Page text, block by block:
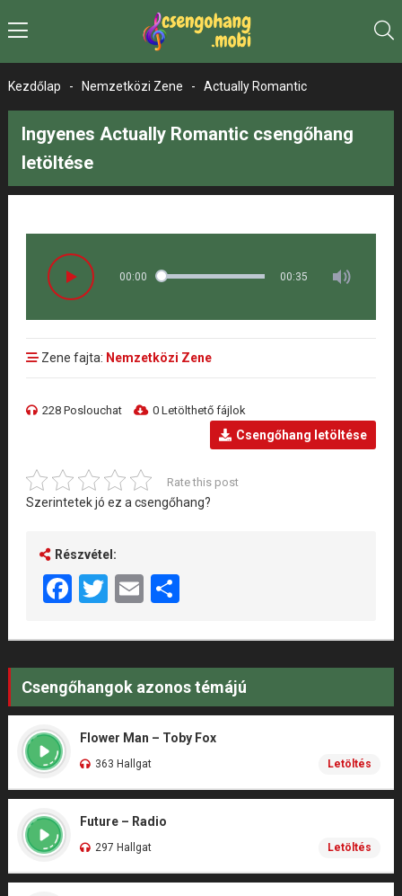
Kezdőlap - Nemzetközi Zene - Actually Romantic
Ingyenes Actually Romantic csengőhang
letöltése
00:00 00:35
Zene fajta: Nemzetközi Zene
228 Poslouchat 0 Letölthető fájlok
Csengőhang letöltése
Rate this post
Szerintetek jó ez a csengőhang?
Részvétel:
Facebook
Twitter
EmailShare
Csengőhangok azonos témájú
Flower Man – Toby Fox
363 Hallgat Letöltés
Future – Radio
297 Hallgat Letöltés